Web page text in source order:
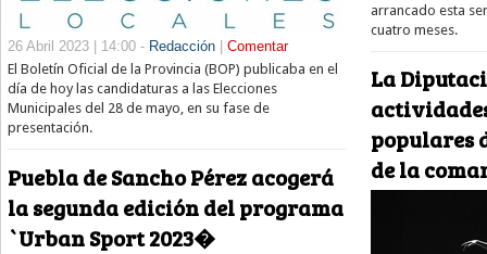
26 Abril 2023 | 14:00 - Redacción| Comentar
El Boletín Oficial de la Provincia (BOP) publicaba en el
día de hoy las candidaturas a las Elecciones
Municipales del 28 de mayo, en su fase de
presentación.
Puebla de Sancho Pérez acogerá
la segunda edición del programa
`Urban Sport 2023�
arrancado esta
cuatro meses.
La
populares
de la